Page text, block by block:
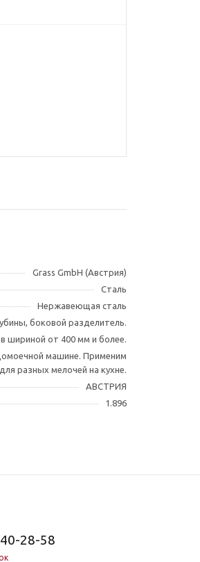
Grass GmbH (Австрия)
Сталь
Нержавеющая сталь
боковой разделитель.
шириной от 400 мм и более.
машине. Применим
разных мелочей на кухне.
АВСТРИЯ
1.896
28-58